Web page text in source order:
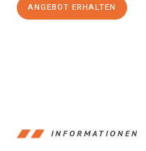
ANGEBOT ERHALTEN
INFORMATIONEN